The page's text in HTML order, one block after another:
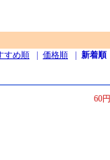
すめ順 価格順 新着順
60円